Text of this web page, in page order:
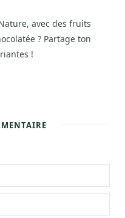
avec des fruits
? Partage ton
!